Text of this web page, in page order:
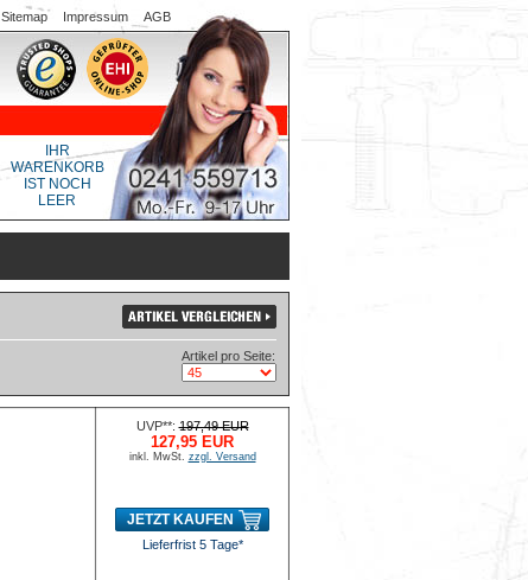
Sitemap Impressum AGB
IHR
WARENKORB
IST NOCH
LEER
Artikel pro Seite:
UVP**:197,49 EUR
127,95 EUR
inkl. MwSt. zzgl. Versand
JETZT KAUFEN
Lieferfrist 5 Tage*